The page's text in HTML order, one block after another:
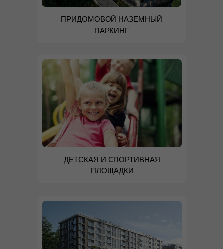
ПРИДОМОВОЙ НАЗЕМНЫЙ
ПАРКИНГ
ДЕТСКАЯ И СПОРТИВНАЯ
ПЛОЩАДКИ